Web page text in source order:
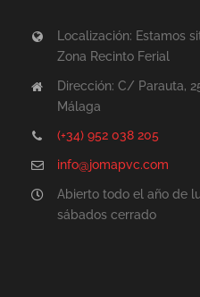
Localización: Estamos
Zona Recinto Ferial
Dirección: C/ Parauta,
Málaga
(+34) 952 038 205
info@jomapvc.com
Abierto todo el año de
sábados cerrado